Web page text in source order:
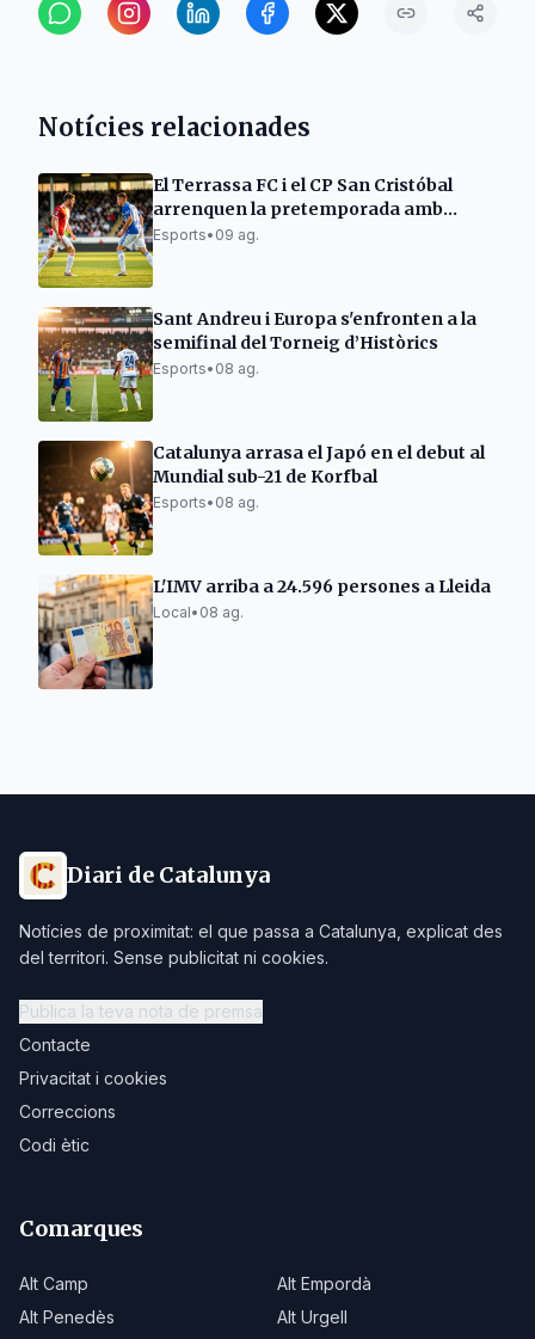
Notícies relacionades
El Terrassa FC i el CP San Cristóbal
arrenquen la pretemporada amb
victòries i empats
Esports• 09 ag.
Sant Andreu i Europa s'enfronten a la
semifinal del Torneig d’Històrics
Esports• 08 ag.
Catalunya arrasa el Japó en el debut al
Mundial sub-21 de Korfbal
Esports• 08 ag.
L'IMV arriba a 24.596 persones a Lleida
Local• 08 ag.
Diari de Catalunya
Notícies de proximitat: el que passa a Catalunya, explicat des
del territori. Sense publicitat ni cookies.
Publica la teva nota de premsa
Contacte
Privacitat i cookies
Correccions
Codi ètic
Comarques
Alt Camp
Alt Empordà
Alt Penedès
Alt Urgell